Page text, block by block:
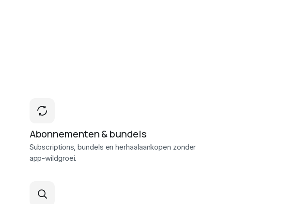
Abonnementen & bundels
Subscriptions, bundels en herhaalaankopen zonder
app-wildgroei.